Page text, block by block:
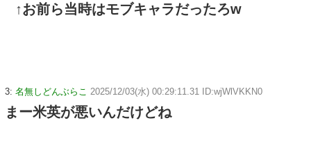
↑お前ら当時はモブキャラだったろw
3: 名無しどんぶらこ 2025/12/03(水) 00:29:11.31 ID:wjWlVKKN0
まー米英が悪いんだけどね